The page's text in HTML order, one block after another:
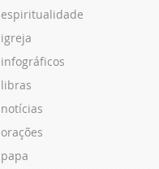
espiritualidade
igreja
infográficos
libras
notícias
orações
papa